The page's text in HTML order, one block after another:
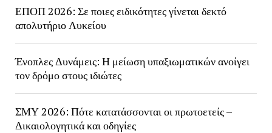
ΕΠΟΠ 2026: Σε ποιες ειδικότητες γίνεται δεκτό
απολυτήριο Λυκείου
Ένοπλες Δυνάμεις: Η μείωση υπαξιωματικών ανοίγει
τον δρόμο στους ιδιώτες
ΣΜΥ 2026: Πότε κατατάσσονται οι πρωτοετείς –
Δικαιολογητικά και οδηγίες